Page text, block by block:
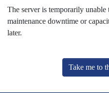
The server is temporarily
maintenance downtime or
later.
Take me to